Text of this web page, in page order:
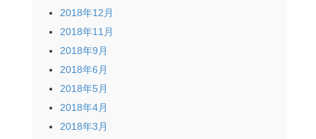
2018年12月
2018年11月
2018年9月
2018年6月
2018年5月
2018年4月
2018年3月